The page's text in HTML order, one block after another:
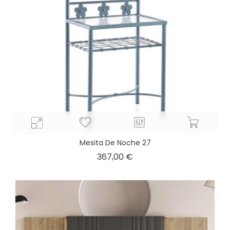
Mesita De Noche 27
367,00 €